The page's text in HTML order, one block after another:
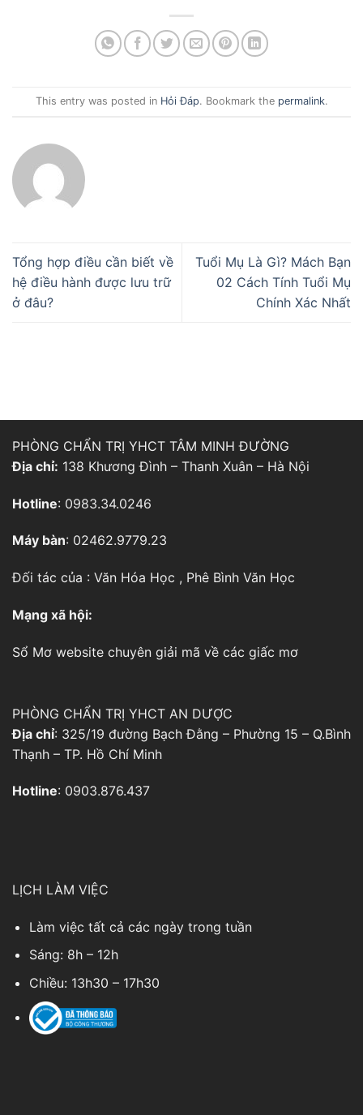
This entry was posted in Hỏi Đáp. Bookmark the permalink.
Tổng hợp điều cần biết về
hệ điều hành được lưu trữ
ở đâu?
Tuổi Mụ Là Gì? Mách Bạn
02 Cách Tính Tuổi Mụ
Chính Xác Nhất
PHÒNG CHẨN TRỊ YHCT TÂM MINH ĐƯỜNG
Địa chỉ: 138 Khương Đình – Thanh Xuân – Hà Nội
Hotline: 0983.34.0246
Máy bàn: 02462.9779.23
Đối tác của : Văn Hóa Học , Phê Bình Văn Học
Mạng xã hội:
Sổ Mơ website chuyên giải mã về các giấc mơ
PHÒNG CHẨN TRỊ YHCT AN DƯỢC
Địa chỉ: 325/19 đường Bạch Đằng – Phường 15 – Q.Bình
Thạnh – TP. Hồ Chí Minh
Hotline: 0903.876.437
LỊCH LÀM VIỆC
Làm việc tất cả các ngày trong tuần
Sáng: 8h – 12h
Chiều: 13h30 – 17h30